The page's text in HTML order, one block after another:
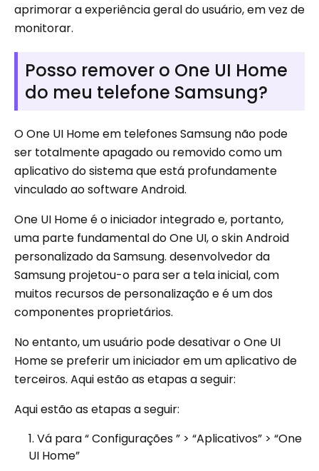
aprimorar a experiência geral do usuário, em vez de
monitorar.
Posso remover o One UI Home
do meu telefone Samsung?
O One UI Home em telefones Samsung não pode
ser totalmente apagado ou removido como um
aplicativo do sistema que está profundamente
vinculado ao software Android.
One UI Home é o iniciador integrado e, portanto,
uma parte fundamental do One UI, o skin Android
personalizado da Samsung. desenvolvedor da
Samsung projetou-o para ser a tela inicial, com
muitos recursos de personalização e é um dos
componentes proprietários.
No entanto, um usuário pode desativar o One UI
Home se preferir um iniciador em um aplicativo de
terceiros. Aqui estão as etapas a seguir:
Aqui estão as etapas a seguir:
Vá para “ Configurações ” > “Aplicativos” > “One
UI Home”